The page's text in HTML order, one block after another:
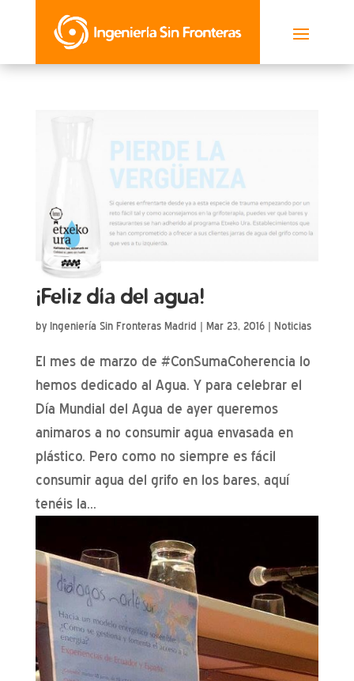
¡Feliz día del agua!
by Ingeniería Sin Fronteras Madrid | Mar 23, 2016| Noticias
El mes de marzo de #ConSumaCoherencia lo
hemos dedicado al Agua. Y para celebrar el
Día Mundial del Agua de ayer queremos
animaros a no consumir agua envasada en
plástico. Pero como no siempre es fácil
consumir agua del grifo en los bares, aquí
tenéis la...